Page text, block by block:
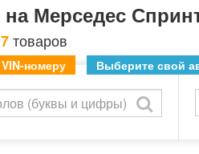
Мерседес
товаров
номеру Выберите свой